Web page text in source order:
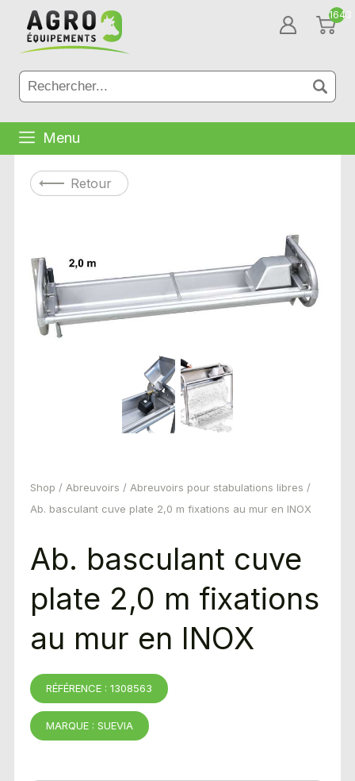
1643
Menu
Retour
Shop / Abreuvoirs / Abreuvoirs pour stabulations libres /
Ab. basculant cuve plate 2,0 m fixations au mur en INOX
Ab. basculant cuve
plate 2,0 m fixations
au mur en INOX
RÉFÉRENCE : 1308563
MARQUE : SUEVIA